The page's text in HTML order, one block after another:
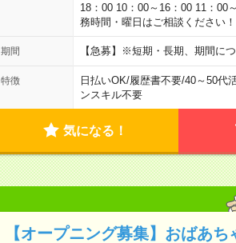
18：00 10：00～16：00 11：00
務時間・曜日はご相談ください
期間 【急募】※短期・長期、期間に
特徴 日払いOK/履歴書不要/40～50代
ンスキル不要
気になる！
【オープニング募集】おばあ